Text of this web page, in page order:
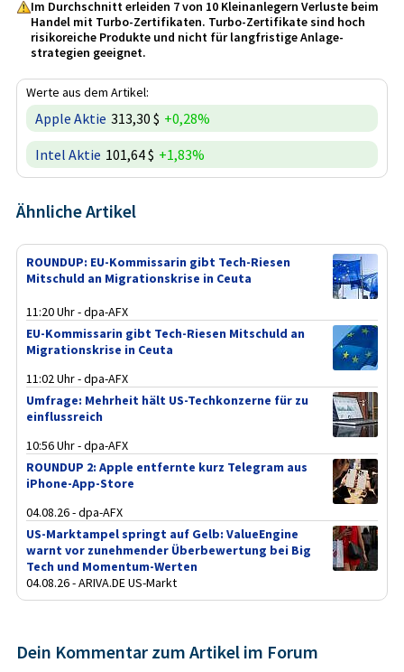
Im Durchschnitt erleiden 7 von 10 Kleinanlegern Verluste beim
Handel mit Turbo-Zertifikaten. Turbo-Zertifikate sind hoch
risikoreiche Produkte und nicht für langfristige Anlage­
strategien geeignet.
Werte aus dem Artikel:
Apple Aktie 313,30 $ +0,28%
Intel Aktie 101,64 $ +1,83%
Ähnliche Artikel
ROUNDUP: EU-Kommissarin gibt Tech-Riesen
Mitschuld an Migrationskrise in Ceuta
11:20 Uhr - dpa-AFX
EU-Kommissarin gibt Tech-Riesen Mitschuld an
Migrationskrise in Ceuta
11:02 Uhr - dpa-AFX
Umfrage: Mehrheit hält US-Techkonzerne für zu
einflussreich
10:56 Uhr - dpa-AFX
ROUNDUP 2: Apple entfernte kurz Telegram aus
iPhone-App-Store
04.08.26 - dpa-AFX
US-Marktampel springt auf Gelb: ValueEngine
warnt vor zunehmender Überbewertung bei Big
Tech und Momentum-Werten
04.08.26 - ARIVA.DE US-Markt
Dein Kommentar zum Artikel im Forum